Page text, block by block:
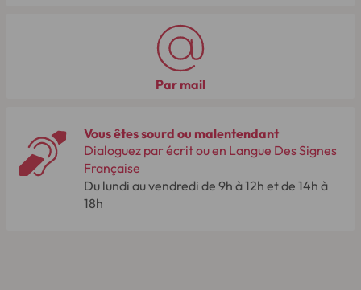
Par mail
Vous êtes sourd ou malentendant
Dialoguez par écrit ou en Langue Des Signes
Française
Du lundi au vendredi de 9h à 12h et de 14h à
18h